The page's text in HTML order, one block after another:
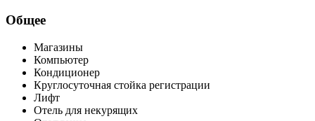
Общее
Магазины
Компьютер
Кондиционер
Круглосуточная стойка регистрации
Лифт
Отель для некурящих